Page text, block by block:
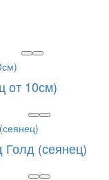
от 10см)
Голд (сеянец)